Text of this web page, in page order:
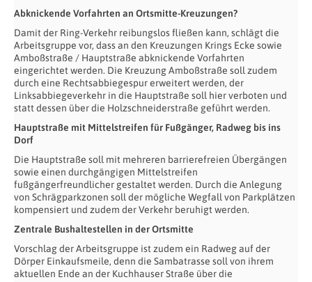
Abknickende Vorfahrten an Ortsmitte-Kreuzungen?
Damit der Ring-Verkehr reibungslos fließen kann, schlägt die
Arbeitsgruppe vor, dass an den Kreuzungen Krings Ecke sowie
Amboßstraße / Hauptstraße abknickende Vorfahrten
eingerichtet werden. Die Kreuzung Amboßstraße soll zudem
durch eine Rechtsabbiegespur erweitert werden, der
Linksabbiegeverkehr in die Hauptstraße soll hier verboten und
statt dessen über die Holzschneiderstraße geführt werden.
Hauptstraße mit Mittelstreifen für Fußgänger, Radweg bis ins
Dorf
Die Hauptstraße soll mit mehreren barrierefreien Übergängen
sowie einen durchgängigen Mittelstreifen
fußgängerfreundlicher gestaltet werden. Durch die Anlegung
von Schrägparkzonen soll der mögliche Wegfall von Parkplätzen
kompensiert und zudem der Verkehr beruhigt werden.
Zentrale Bushaltestellen in der Ortsmitte
Vorschlag der Arbeitsgruppe ist zudem ein Radweg auf der
Dörper Einkaufsmeile, denn die Sambatrasse soll von ihrem
aktuellen Ende an der Kuchhauser Straße über die